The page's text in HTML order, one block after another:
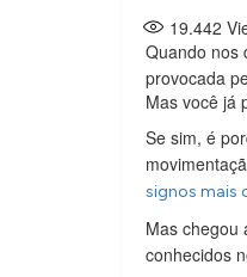
19.442
Quando nos
provocada
Mas você já
Se sim, é
signos mais
Mas chegou
conhecidos